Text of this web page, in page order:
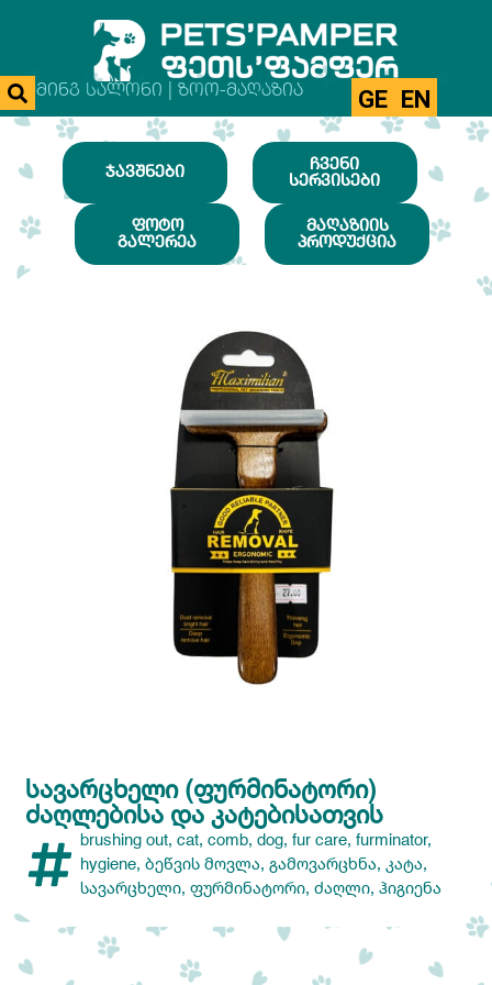
ᲒᲠᲣᲛᲘᲜᲒ ᲡᲐᲚᲝᲜᲘ | ᲖᲝᲝ-ᲛᲐᲦᲐᲖᲘᲐ GE EN
ᲯᲐᲕᲨᲜᲔᲑᲘ
ᲩᲕᲔᲜᲘ
ᲡᲔᲠᲕᲘᲡᲔᲑᲘ
ᲤᲝᲢᲝ
ᲒᲐᲚᲔᲠᲔᲐ
ᲛᲐᲦᲐᲖᲘᲘᲡ
ᲞᲠᲝᲓᲣᲥᲪᲘᲐ
ᲡᲐᲕᲐᲠᲪᲮᲔᲚᲘ (ᲤᲣᲠᲛᲘᲜᲐᲢᲝᲠᲘ)
ᲫᲐᲦᲚᲔᲑᲘᲡᲐ ᲓᲐ ᲙᲐᲢᲔᲑᲘᲡᲐᲗᲕᲘᲡ
brushing out, cat, comb, dog, fur care, furminator,
hygiene, ბეწვის მოვლა, გამოვარცხნა, კატა,
სავარცხელი, ფურმინატორი, ძაღლი, ჰიგიენა